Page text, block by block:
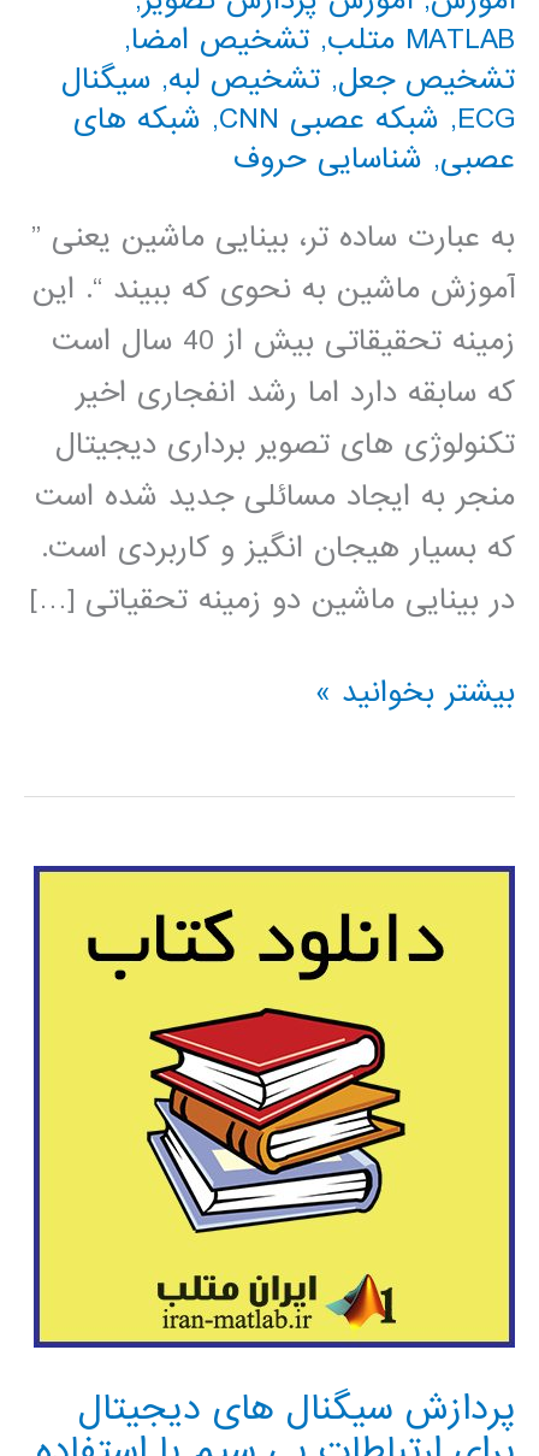
MATLAB متلب
, تشخیص امضا,
تشخیص جعل, تشخیص لبه, سیگنال
ECG
, شبکه عصبی CNN , شبکه های
عصبی, شناسایی حروف
به عبارت ساده تر، بینایی ماشین یعنی ”
آموزش ماشین به نحوی که ببیند “. این
زمینه تحقیقاتی بیش از 40 سال است
که سابقه دارد اما رشد انفجاری اخیر
تکنولوژی های تصویر برداری دیجیتال
منجر به ایجاد مسائلی جدید شده است
که بسیار هیجان انگیز و کاربردی است.
در بینایی ماشین دو زمینه تحقیاتی […]
بسته
جامع
بیشتر بخوانید »
پردازش سیگنال های دیجیتال